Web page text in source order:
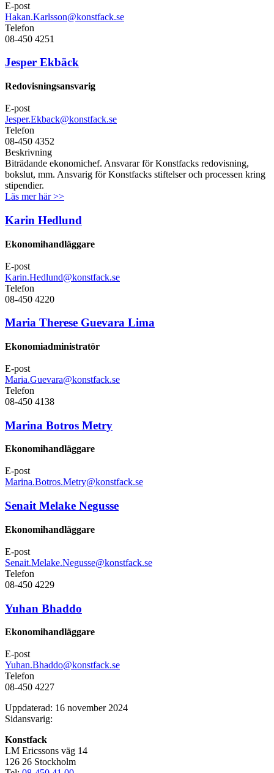
E-post
Hakan.Karlsson@konstfack.se
Telefon
08-450 4251
Jesper Ekbäck
Redovisningsansvarig
E-post
Jesper.Ekback@konstfack.se
Telefon
08-450 4352
Beskrivning
Biträdande ekonomichef. Ansvarar för Konstfacks redovisning,
bokslut, mm. Ansvarig för Konstfacks stiftelser och processen kring
stipendier.
Läs mer här >>
Karin Hedlund
Ekonomihandläggare
E-post
Karin.Hedlund@konstfack.se
Telefon
08-450 4220
Maria Therese Guevara Lima
Ekonomiadministratör
E-post
Maria.Guevara@konstfack.se
Telefon
08-450 4138
Marina Botros Metry
Ekonomihandläggare
E-post
Marina.Botros.Metry@konstfack.se
Senait Melake Negusse
Ekonomihandläggare
E-post
Senait.Melake.Negusse@konstfack.se
Telefon
08-450 4229
Yuhan Bhaddo
Ekonomihandläggare
E-post
Yuhan.Bhaddo@konstfack.se
Telefon
08-450 4227
Uppdaterad: 16 november 2024
Sidansvarig:
Konstfack
LM Ericssons väg 14
126 26 Stockholm